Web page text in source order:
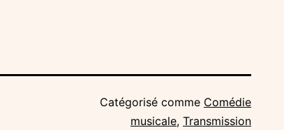
Catégorisé comme Comédie
musicale, Transmission